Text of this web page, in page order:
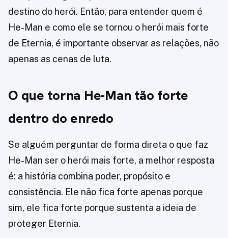
destino do herói. Então, para entender quem é
He-Man e como ele se tornou o herói mais forte
de Eternia, é importante observar as relações, não
apenas as cenas de luta.
O que torna He-Man tão forte
dentro do enredo
Se alguém perguntar de forma direta o que faz
He-Man ser o herói mais forte, a melhor resposta
é: a história combina poder, propósito e
consistência. Ele não fica forte apenas porque
sim, ele fica forte porque sustenta a ideia de
proteger Eternia.